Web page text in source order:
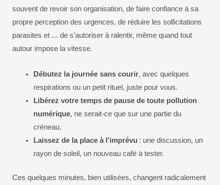
souvent de revoir son organisation, de faire confiance à sa
propre perception des urgences, de réduire les sollicitations
parasites et … de s’autoriser à ralentir, même quand tout
autour impose la vitesse.
Débutez la journée sans courir, avec quelques
respirations ou un petit rituel, juste pour vous.
Libérez votre temps de pause de toute pollution
numérique, ne serait-ce que sur une partie du
créneau.
Laissez de la place à l’imprévu : une discussion, un
rayon de soleil, un nouveau café à tester.
Ces quelques minutes, bien utilisées, changent radicalement